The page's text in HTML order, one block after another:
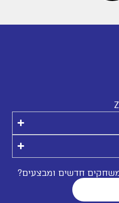
משחקים חדשים ומבצעים?